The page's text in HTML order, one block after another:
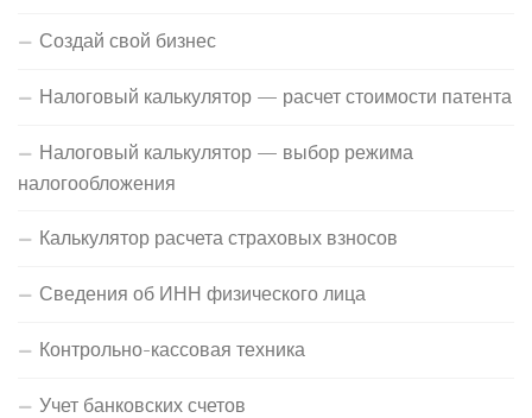
Создай свой бизнес
Налоговый калькулятор — расчет стоимости патента
Налоговый калькулятор — выбор режима
налогообложения
Калькулятор расчета страховых взносов
Сведения об ИНН физического лица
Контрольно-кассовая техника
Учет банковских счетов